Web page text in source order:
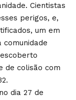
Cientistas
perigos, e,
um em
de colisão com
dia 27 de